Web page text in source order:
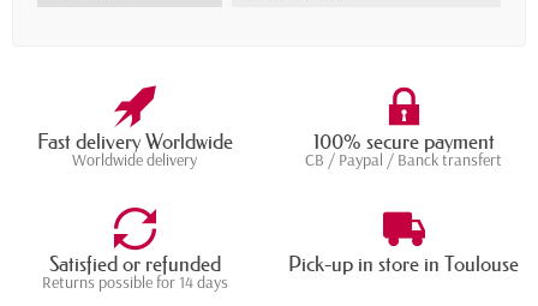
Fast delivery Worldwide
Worldwide delivery
100% secure payment
CB / Paypal / Banck transfert
Satisfied or refunded
Returns possible for 14 days
Pick-up in store in Toulouse